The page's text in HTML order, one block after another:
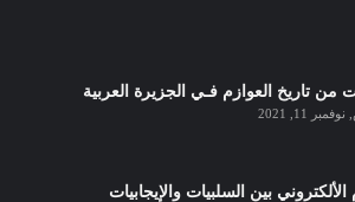
من تاريخ العوازم فـي الجزيرة العربية
11, 2021
الألكتروني بين السلبيات والإيجابيات